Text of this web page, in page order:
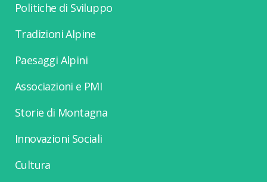
Politiche di Sviluppo
Tradizioni Alpine
Paesaggi Alpini
Associazioni e PMI
Storie di Montagna
Innovazioni Sociali
Cultura